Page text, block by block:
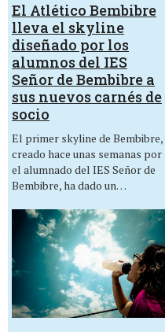
El Atlético Bembibre
lleva el skyline
diseñado por los
alumnos del IES
Señor de Bembibre a
sus nuevos carnés de
socio
El primer skyline de Bembibre,
creado hace unas semanas por
el alumnado del IES Señor de
Bembibre, ha dado un…